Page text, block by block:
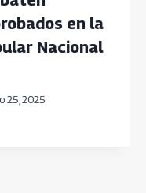
en la
Nacional
25, 2025